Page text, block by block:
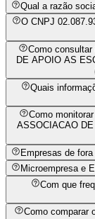
Qual a razão
O CNPJ
Como
DE APOIO AS
Quais
Como
ASSOCIACAO
Empresas de
Microempresa e
Com que
Como comparar